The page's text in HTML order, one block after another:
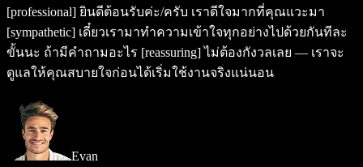
[professional] ยินดีต้อนรับค่ะ/ครับ เราดีใจมากที่คุณแวะมา
[sympathetic] เดี๋ยวเรามาทำความเข้าใจทุกอย่างไปด้วยกันทีละ
ขั้นนะ ถ้ามีคำถามอะไร [reassuring]ไม่ต้องกังวลเลย — เราจะ
ดูแลให้คุณสบายใจก่อนได้เริ่มใช้งานจริงแน่นอน
Evan